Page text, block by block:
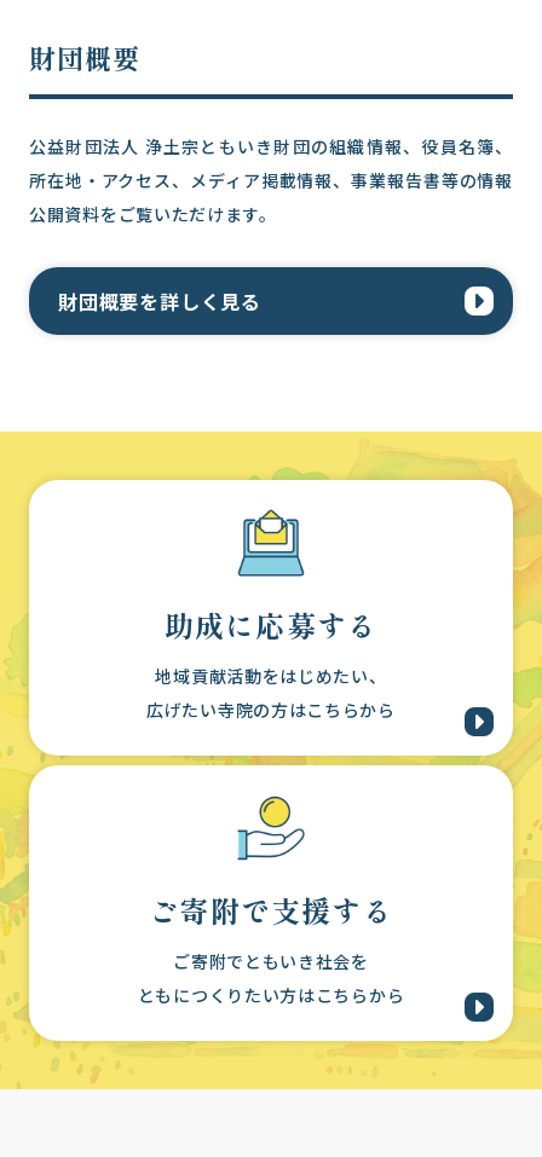
財団概要
公益財団法人 浄土宗ともいき財団の組織情報、役員名簿、
所在地・アクセス、メディア掲載情報、事業報告書等の情報
公開資料をご覧いただけます。
財団概要を詳しく見る
助成に応募する
地域貢献活動をはじめたい、
広げたい寺院の方はこちらから
ご寄附で支援する
ご寄附でともいき社会を
ともにつくりたい方はこちらから